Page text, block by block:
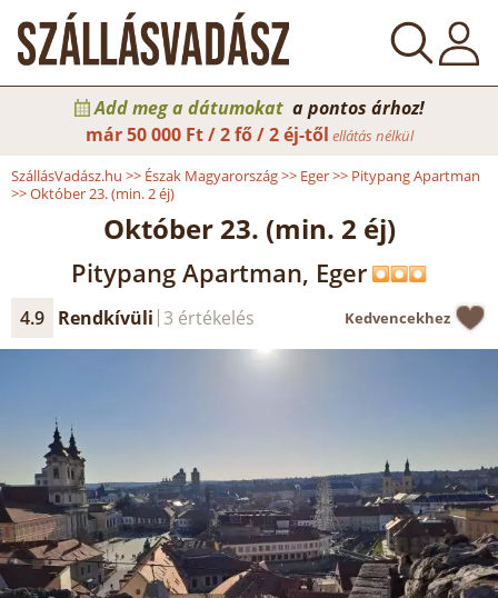
Add meg a dátumokat a pontos árhoz!
már50 000 Ft / 2 fő / 2 éj-től ellátás nélkül
SzállásVadász.hu >> Észak Magyarország>> Eger>> Pitypang Apartman
>>Október 23. (min. 2 éj)
Október 23. (min. 2 éj)
Pitypang Apartman, Eger
4.9 Rendkívüli 3 értékelés Kedvencekhez